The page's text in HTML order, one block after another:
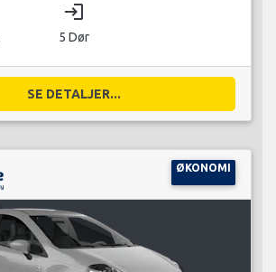
login
5 Dør
SE DETALJER...
ØKONOMI